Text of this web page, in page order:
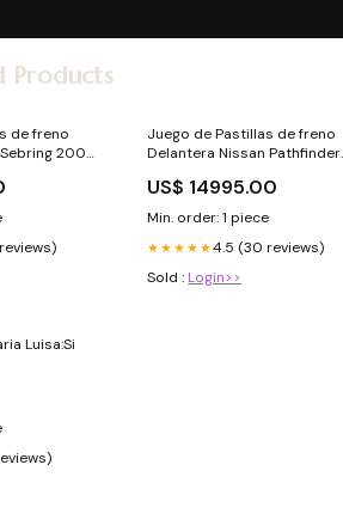
Products
de freno
2007
Juego de Pastillas de freno
Delantera Nissan Pathfinder
HD-L-2316-1976
US$ 14995.00
Min. order: 1 piece
★★★★★4.5 (30 reviews)
Sold : Login>>
Luisa:Si